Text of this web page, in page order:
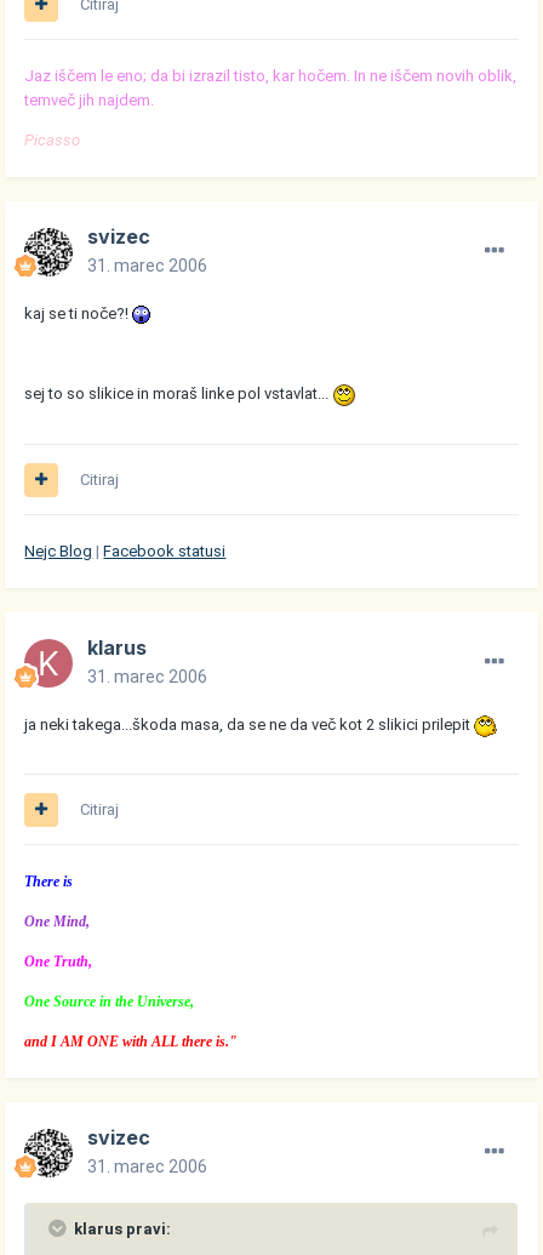
Citiraj
Jaz iščem le eno; da bi izrazil tisto, kar hočem. In ne iščem novih oblik,
temveč jih najdem.
Picasso
svizec
31. marec 2006
kaj se ti noče?!
sej to so slikice in moraš linke pol vstavlat...
Citiraj
Nejc Blog |Facebook statusi
klarus
31. marec 2006
ja neki takega...škoda masa, da se ne da več kot 2 slikici prilepit
Citiraj
There is
One Mind,
One Truth,
One Source in the Universe,
and I AM ONE with ALL there is."
svizec
31. marec 2006
klarus pravi: